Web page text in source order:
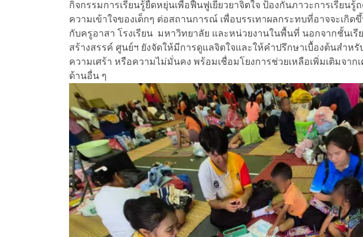
กิจกรรมการเรียนรู้ยืดหยุ่นเพื่อฟื้นฟูเยียวยาจิตใจ ป้องกันภาวะการเรียน
ความเข้าใจของเด็กๆ ต่อสถานการณ์ เพื่อบรรเทาผลกระทบที่อาจจะเกิด
กับครูอาสา โรงเรียน มหาวิทยาลัย และหน่วยงานในพื้นที่ นอกจากชั้นเรี
สร้างสรรค์ ศูนย์ฯ ยังจัดให้มีการดูแลจิตใจและให้คำปรึกษาเบื้องต้นสำห
ความเศร้า หรือความไม่มั่นคง พร้อมเชื่อมโยงการช่วยเหลือเพิ่มเติมจ
ด้านอื่น ๆ